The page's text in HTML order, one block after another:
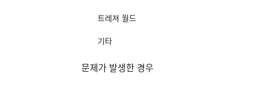
트레져 월드
기타
문제가 발생한 경우